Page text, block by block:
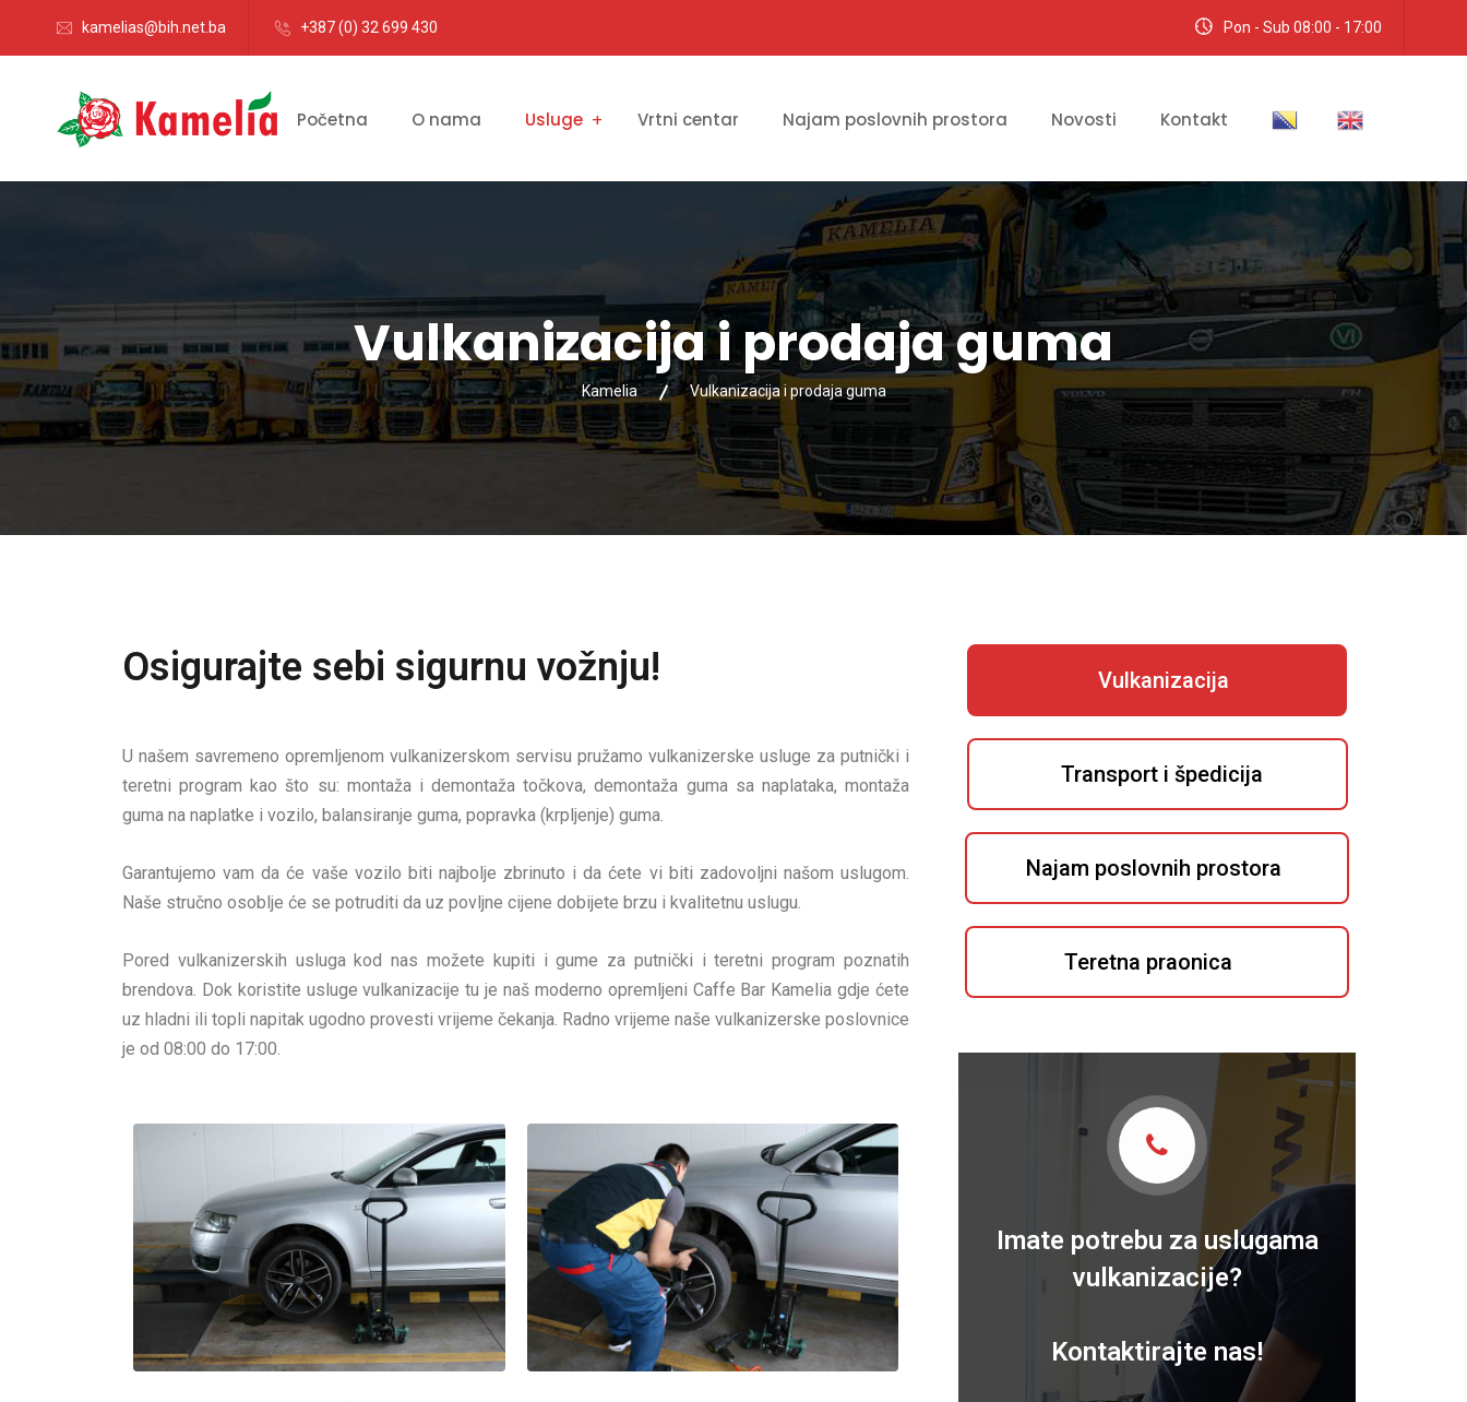
kamelias@bih.net.ba +387 (0) 32 699 430 Pon - Sub 08:00 - 17:00
Početna O nama Usluge Vrtni centar Najam poslovnih prostora Novosti Kontakt
Vulkanizacija i prodaja guma
Kamelia Vulkanizacija i prodaja guma
Osigurajte sebi sigurnu vožnju!
U našem savremeno opremljenom vulkanizerskom servisu pružamo vulkanizerske usluge za putnički i
teretni program kao što su: montaža i demontaža točkova, demontaža guma sa naplataka, montaža
guma na naplatke i vozilo, balansiranje guma, popravka (krpljenje) guma.
Garantujemo vam da će vaše vozilo biti najbolje zbrinuto i da ćete vi biti zadovoljni našom uslugom.
Naše stručno osoblje će se potruditi da uz povljne cijene dobijete brzu i kvalitetnu uslugu.
Pored vulkanizerskih usluga kod nas možete kupiti i gume za putnički i teretni program poznatih
brendova. Dok koristite usluge vulkanizacije tu je naš moderno opremljeni Caffe Bar Kamelia gdje ćete
uz hladni ili topli napitak ugodno provesti vrijeme čekanja. Radno vrijeme naše vulkanizerske poslovnice
je od 08:00 do 17:00.
Vulkanizacija
Transport i špedicija
Najam poslovnih prostora
Teretna praonica
Imate potrebu za uslugama
vulkanizacije?
Kontaktirajte nas!